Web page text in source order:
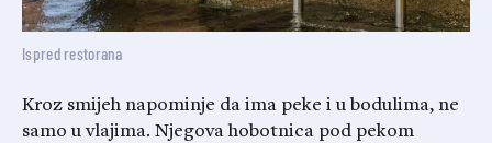
Ispred restorana
Kroz smijeh napominje da ima peke i u bodulima, ne
samo u vlajima. Njegova hobotnica pod pekom